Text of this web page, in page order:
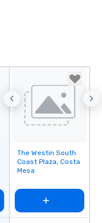
Removed from
favorites
The Westin South
Coast Plaza, Costa
Mesa